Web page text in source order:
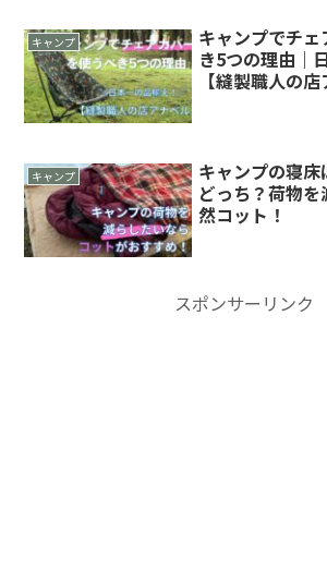
キャンプ
キャンプでチ
き5つの理由｜
【縫製職人の店
キャンプ
キャンプの寝
どっち？荷物
然コット！
スポンサーリンク